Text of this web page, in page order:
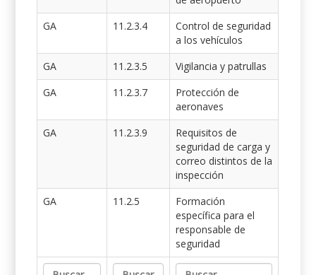
GA
11.2.3.4
Control de seguridad
a los vehículos
GA
11.2.3.5
Vigilancia y patrullas
GA
11.2.3.7
Protección de
aeronaves
GA
11.2.3.9
Requisitos de
seguridad de carga y
correo distintos de la
inspección
GA
11.2.5
Formación
específica para el
responsable de
seguridad